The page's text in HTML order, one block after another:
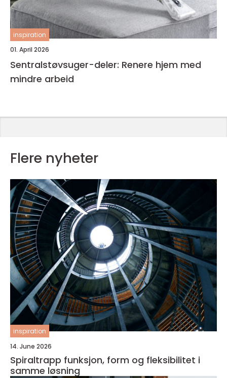
inspiration
01. April 2026
Sentralstøvsuger-deler: Renere hjem med
mindre arbeid
Flere nyheter
inspiration
14. June 2026
Spiraltrapp funksjon, form og fleksibilitet i
samme løsning